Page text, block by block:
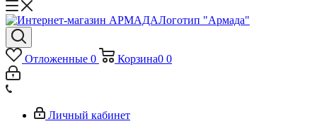
Логотип "Армада"
Отложенные 0 Корзина0 0
Личный кабинет